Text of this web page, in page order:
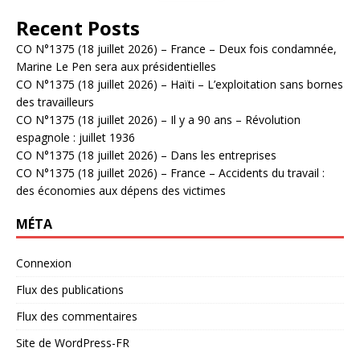
Recent Posts
CO N°1375 (18 juillet 2026) – France – Deux fois condamnée,
Marine Le Pen sera aux présidentielles
CO N°1375 (18 juillet 2026) – Haïti – L’exploitation sans bornes
des travailleurs
CO N°1375 (18 juillet 2026) – Il y a 90 ans – Révolution
espagnole : juillet 1936
CO N°1375 (18 juillet 2026) – Dans les entreprises
CO N°1375 (18 juillet 2026) – France – Accidents du travail :
des économies aux dépens des victimes
MÉTA
Connexion
Flux des publications
Flux des commentaires
Site de WordPress-FR